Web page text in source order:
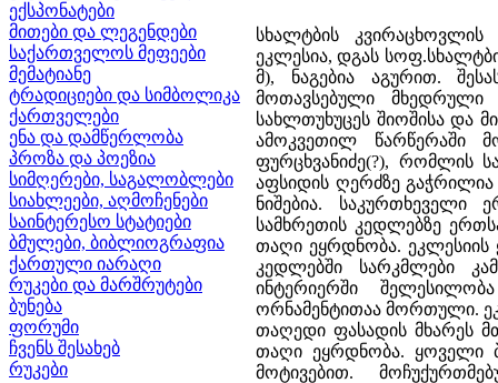
ექსპონატები
მითები და ლეგენდები
საქართველოს მეფეები
მემატიანე
ტრადიციები და სიმბოლიკა
ქართველები
ენა და დამწერლობა
პროზა და პოეზია
სიმღერები, საგალობლები
სიახლეები, აღმოჩენები
საინტერესო სტატიები
ბმულები, ბიბლიოგრაფია
ქართული იარაღი
რუკები და მარშრუტები
ბუნება
ფორუმი
ჩვენს შესახებ
რუკები
სხალტბის
ეკლესია, დგას
მ), ნაგებია აგურით.
მოთავსებული მხედრული
სახლთუხუცეს შიოშისა და
ამოკვეთილ წარწერაში
ფურცხვანიძე(?), რომლის
აფსიდის ღერძზე
ნიშებია.
სამხრეთის კედლებზე
თაღი ეყრდნობა.
კედლებში სარკმლები
ინტერიერში
ორნამენტითაა მორთული.
თაღედი ფასადის მხარეს
თაღი ეყრდნობა. ყოველი
მოტივებით.